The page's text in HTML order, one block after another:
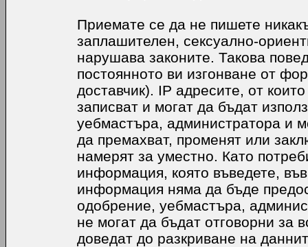
Приемате се да не пишете
заплашителен, сексуално-
нарушава законите. Такова
постоянното ви изгонване от
доставчик). IP адресите, от
записват и могат да бъдат
уебмастъра, администратора и
да премахват, променят или
намерят за уместно. Като
информация, която въведете,
информация няма да бъде
одобрение, уебмастъра,
не могат да бъдат отговорни за
доведат до разкриване на